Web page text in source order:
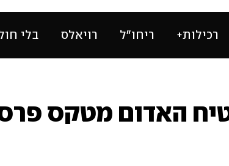
רכילות+ ריחו״ל רויאלס בלי
האדום מטקס